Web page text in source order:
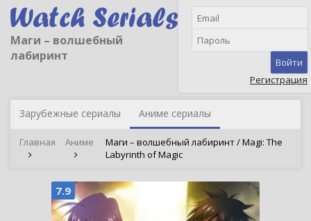
Маги – волшебный
лабиринт
Войти
Регистрация
Зарубежные сериалы Аниме сериалы
Главная Аниме
Маги – волшебный лабиринт / Magi: The
Labyrinth of Magic
7.9